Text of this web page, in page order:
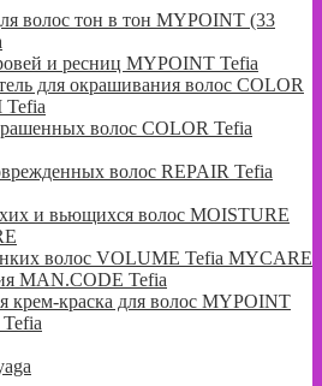
волос тон в тон MYPOINT (33
и ресниц MYPOINT Tefia
для окрашивания волос COLOR
волос COLOR Tefia
волос REPAIR Tefia
и вьющихся волос MOISTURE
волос VOLUME Tefia MYCARE
MAN.CODE Tefia
крем-краска для волос MYPOINT